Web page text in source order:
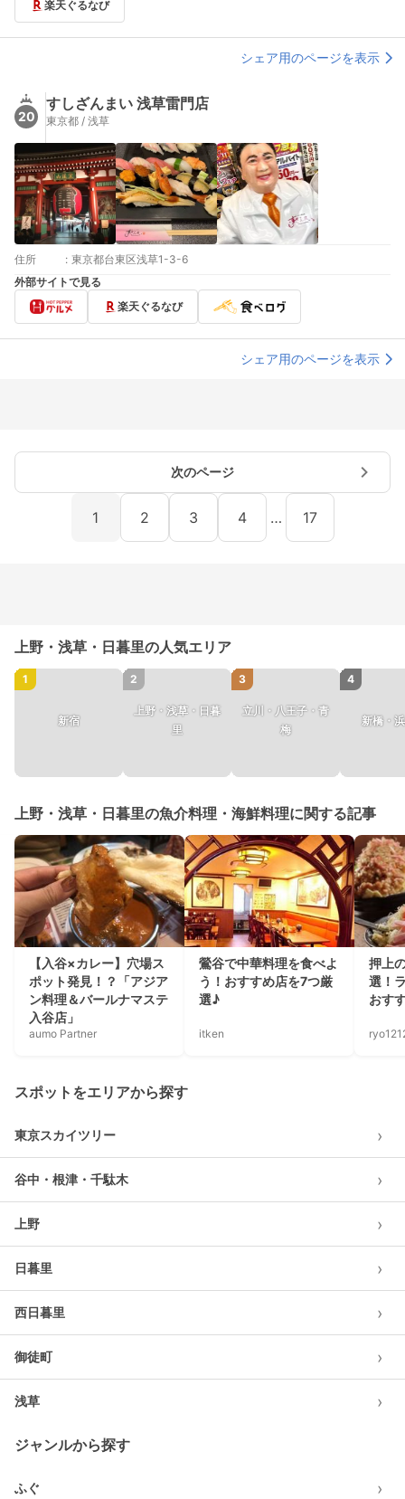
楽天ぐるなび
シェア用のページを表示
20
すしざんまい 浅草雷門店
東京都 / 浅草
住所 : 東京都台東区浅草1-3-6
外部サイトで見る
楽天ぐるなび
シェア用のページを表示
次のページ
1 2 3 4 … 17
上野・浅草・日暮里の人気エリア
1
新宿
2
上野・浅草・日暮
里
3
立川・八王子・青
梅
4
新橋・
上野・浅草・日暮里の魚介料理・海鮮料理に関する記事
【入谷×カレー】穴場ス
ポット発見！？「アジア
ン料理＆バールナマステ
入谷店」
aumo Partner
鶯谷で中華料理を食べよ
う！おすすめ店を7つ厳
選♪
itken
押上
選！
おす
スポットをエリアから探す
東京スカイツリー ›
谷中・根津・千駄木 ›
上野 ›
日暮里 ›
西日暮里 ›
御徒町 ›
浅草 ›
ジャンルから探す
ふぐ ›